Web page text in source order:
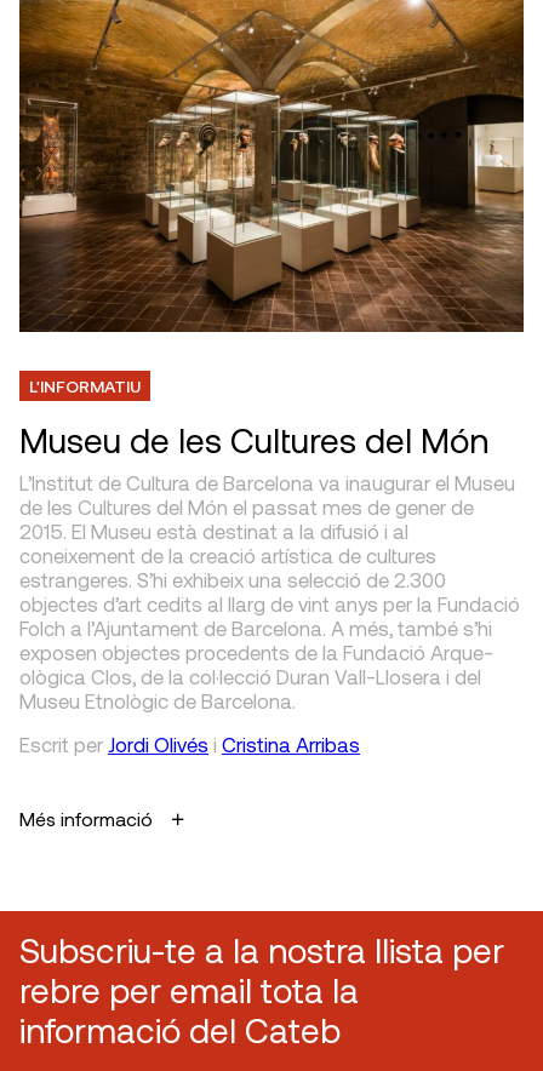
L'INFORMATIU
Museu de les Cultures del Món
L’Institut de Cultura de Barcelona va inaugurar el Museu
de les Cultures del Món el passat mes de gener de
2015. El Museu està destinat a la difusió i al
coneixement de la creació artística de cultures
estrangeres. S’hi exhibeix una selecció de 2.300
objectes d’art cedits al llarg de vint anys per la Fundació
Folch a l’Ajuntament de Barcelona. A més, també s’hi
exposen objectes procedents de la Fundació Arque­
ològica Clos, de la col·lecció Duran Vall-Llosera i del
Museu Etnològic de Barcelona.
Escrit per Jordi Olivés i Cristina Arribas
Més informació
Subscriu-te a la nostra llista per
rebre per email tota la
informació del Cateb